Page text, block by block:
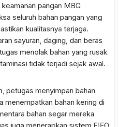
pangan MBG
seluruh bahan pangan yang
kualitasnya terjaga.
sayuran, daging, dan beras
menolak bahan yang rusak
tidak terjadi sejak awal.
petugas menyimpan bahan
menempatkan bahan kering di
bahan segar mereka